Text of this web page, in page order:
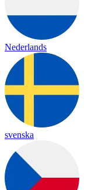
Nederlands
svenska